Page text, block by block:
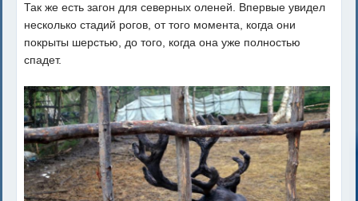
Так же есть загон для северных оленей. Впервые увидел
несколько стадий рогов, от того момента, когда они
покрыты шерстью, до того, когда она уже полностью
спадет.